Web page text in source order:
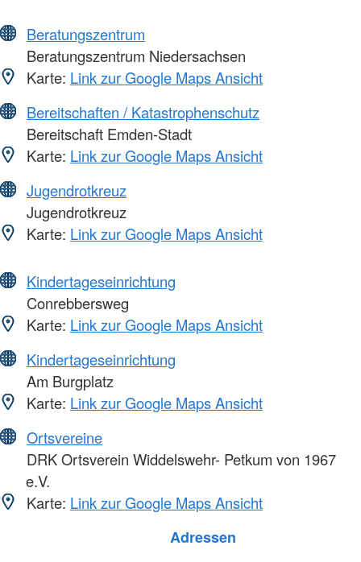
Beratungszentrum
Beratungszentrum Niedersachsen
Karte: Link zur Google Maps Ansicht
Bereitschaften / Katastrophenschutz
Bereitschaft Emden-Stadt
Karte: Link zur Google Maps Ansicht
Jugendrotkreuz
Jugendrotkreuz
Karte: Link zur Google Maps Ansicht
Kindertageseinrichtung
Conrebbersweg
Karte: Link zur Google Maps Ansicht
Kindertageseinrichtung
Am Burgplatz
Karte: Link zur Google Maps Ansicht
Ortsvereine
DRK Ortsverein Widdelswehr- Petkum von 1967
e.V.
Karte: Link zur Google Maps Ansicht
Adressen